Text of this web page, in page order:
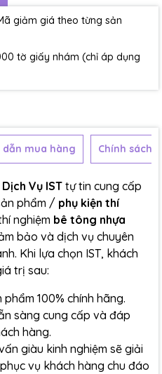
giảm giá theo từng sản
tờ giấy nhám (chỉ áp dụng
dẫn mua hàng Chính sách
Vụ IST tự tin cung cấp
phẩm / phụ kiện thí
nghiệm bê tông nhựa
bảo và dịch vụ chuyên
Khi lựa chọn IST, khách
trị sau:
100% chính hãng.
sàng cung cấp và đáp
hàng.
giàu kinh nghiệm sẽ giải
vụ khách hàng chu đáo